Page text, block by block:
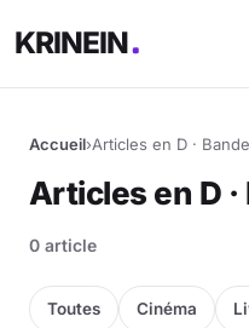
KRINEIN
Accueil›Articles en D ·
Articles en D
0 article
Toutes Cinéma